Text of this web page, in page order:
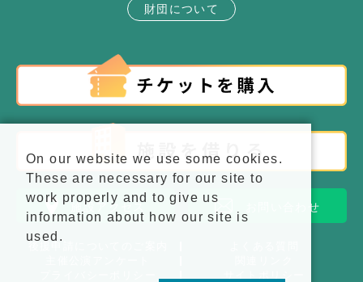
財団について
施設アクセス お問い合わせ
On our website we use some cookies.
These are necessary for our site to
work properly and to give us
information about how our site is
used.